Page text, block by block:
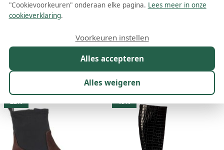
Meer lezen
Kleur 1
50 resultaten:
22% 19%
"Cookievoorkeuren" onderaan elke pagina. Lees meer in onze
cookieverklaring.
Alles accepteren
Alles weigeren
Voorkeuren instellen